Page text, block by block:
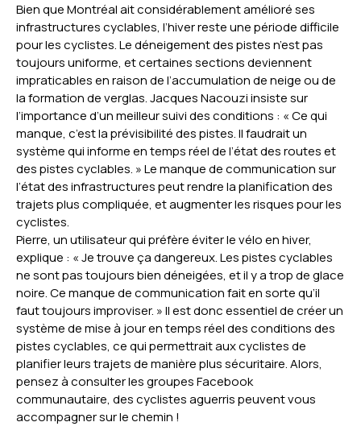
Bien que Montréal ait considérablement amélioré ses
infrastructures cyclables, l’hiver reste une période difficile
pour les cyclistes. Le déneigement des pistes n’est pas
toujours uniforme, et certaines sections deviennent
impraticables en raison de l’accumulation de neige ou de
la formation de verglas. Jacques Nacouzi insiste sur
l’importance d’un meilleur suivi des conditions : « Ce qui
manque, c’est la prévisibilité des pistes. Il faudrait un
système qui informe en temps réel de l’état des routes et
des pistes cyclables. » Le manque de communication sur
l’état des infrastructures peut rendre la planification des
trajets plus compliquée, et augmenter les risques pour les
cyclistes.
Pierre, un utilisateur qui préfère éviter le vélo en hiver,
explique : « Je trouve ça dangereux. Les pistes cyclables
ne sont pas toujours bien déneigées, et il y a trop de glace
noire. Ce manque de communication fait en sorte qu’il
faut toujours improviser. » Il est donc essentiel de créer un
système de mise à jour en temps réel des conditions des
pistes cyclables, ce qui permettrait aux cyclistes de
planifier leurs trajets de manière plus sécuritaire. Alors,
pensez à consulter les groupes Facebook
communautaire, des cyclistes aguerris peuvent vous
accompagner sur le chemin !